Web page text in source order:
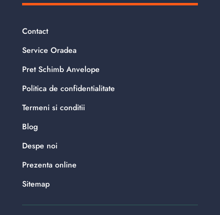
Contact
Service Oradea
Pret Schimb Anvelope
Politica de confidentialitate
Termeni si conditii
Blog
Despe noi
Prezenta online
Sitemap